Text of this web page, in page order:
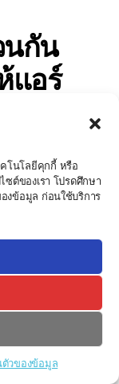
คโนโลยีคุกกี้ หรือ
ต์ของเรา โปรดศึกษา
งข้อมูล ก่อนใช้บริการ
วของข้อมูล
กัน
แอร์
ไร
14, 2026
H
E
H
Y